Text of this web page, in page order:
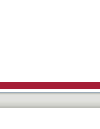
adhesion